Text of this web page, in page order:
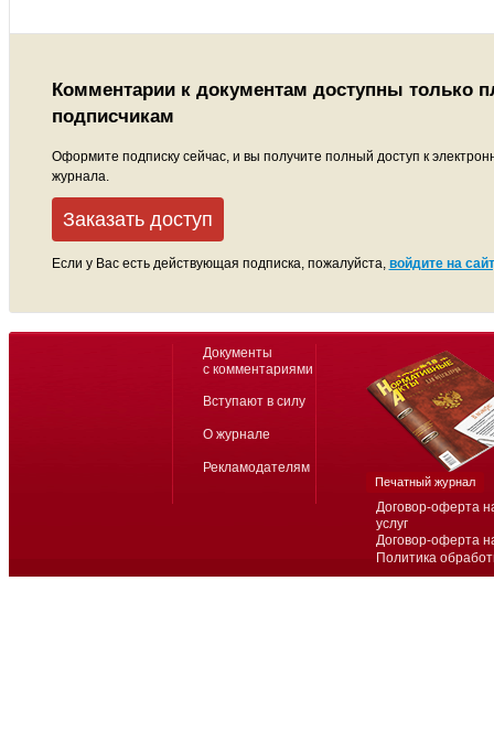
Комментарии к документам доступны только
подписчикам
Оформите подписку сейчас, и вы получите полный доступ к
журнала.
Заказать доступ
Если у Вас есть действующая подписка, пожалуйста, войдите на
Договор-оферта
услуг
Договор-оферта
Политика
Документы
с комментариями
Вступают в силу
О журнале
Рекламодателям
Печатный журнал